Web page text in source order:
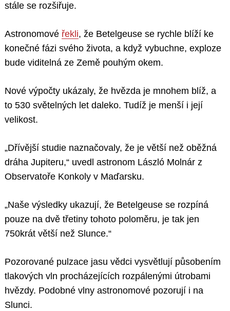
stále se rozšiřuje.
Astronomové řekli, že Betelgeuse se rychle blíží ke
konečné fázi svého života, a když vybuchne, exploze
bude viditelná ze Země pouhým okem.
Nové výpočty ukázaly, že hvězda je mnohem blíž, a
to 530 světelných let daleko. Tudíž je menší i její
velikost.
„Dřívější studie naznačovaly, že je větší než oběžná
dráha Jupiteru,“ uvedl astronom László Molnár z
Observatoře Konkoly v Maďarsku.
„Naše výsledky ukazují, že Betelgeuse se rozpíná
pouze na dvě třetiny tohoto poloměru, je tak jen
750krát větší než Slunce.“
Pozorované pulzace jasu vědci vysvětlují působením
tlakových vln procházejících rozpálenými útrobami
hvězdy. Podobné vlny astronomové pozorují i na
Slunci.